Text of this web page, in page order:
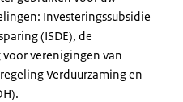
Investeringssubsidie
(ISDE), de
verenigingen van
Verduurzaming en